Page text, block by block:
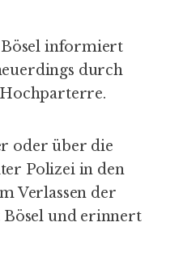
Bösel informiert
durch
oder über die
Polizei in den
Verlassen der
Bösel und erinnert